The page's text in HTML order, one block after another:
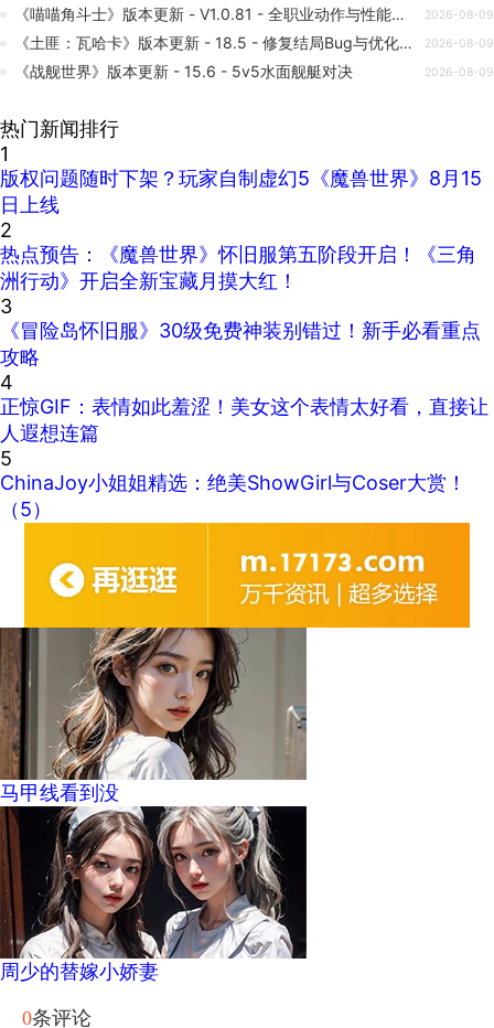
《喵喵角斗士》版本更新 - V1.0.81 - 全职业动作与性能优化 2026-08-09
《土匪：瓦哈卡》版本更新 - 18.5 - 修复结局Bug与优化语言支持 2026-08-09
《战舰世界》版本更新 - 15.6 - 5v5水面舰艇对决 2026-08-09
热门新闻排行
1
版权问题随时下架？玩家自制虚幻5《魔兽世界》8月15
日上线
2
热点预告：《魔兽世界》怀旧服第五阶段开启！《三角
洲行动》开启全新宝藏月摸大红！
3
《冒险岛怀旧服》30级免费神装别错过！新手必看重点
攻略
4
正惊GIF：表情如此羞涩！美女这个表情太好看，直接让
人遐想连篇
5
ChinaJoy小姐姐精选：绝美ShowGirl与Coser大赏！
（5）
马甲线看到没
周少的替嫁小娇妻
0条评论